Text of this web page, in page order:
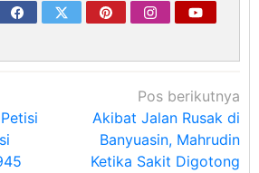
Pos berikutnya
Akibat Jalan Rusak di
Banyuasin, Mahrudin
Ketika Sakit Digotong